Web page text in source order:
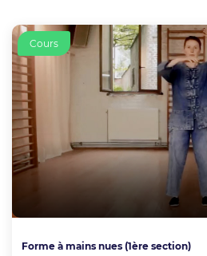
Cours
Forme à mains nues (1ère section)